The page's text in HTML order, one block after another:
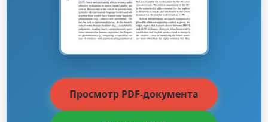
Просмотр PDF-документа